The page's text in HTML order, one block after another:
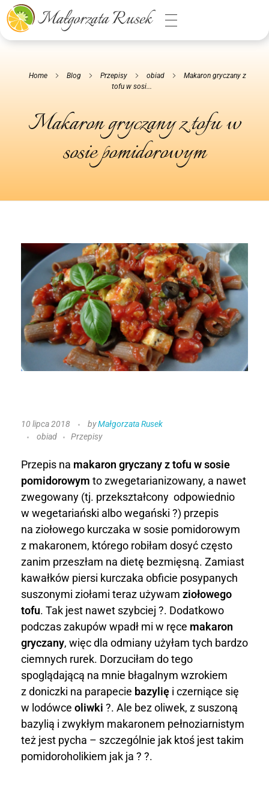
Małgorzata Rusek - dietetyk z pasją
Dietetyka kliniczna & Psychodietetyka
Home Blog Przepisy obiad
Makaron gryczany z
tofu w sosi...
Makaron gryczany z tofu w
sosie pomidorowym
M
k
a
r
o
n
g
r
y
c
z
a
n
10 lipca 2018 byMałgorzata Rusek
obiad
Przepisy
Przepis na makaron gryczany z tofu w sosie
pomidorowym to zwegetarianizowany, a nawet
zwegowany (tj. przekształcony odpowiednio
w wegetariański albo wegański ?) przepis
na ziołowego kurczaka w sosie pomidorowym
z makaronem, którego robiłam dosyć często
zanim przeszłam na dietę bezmięsną. Zamiast
kawałków piersi kurczaka obficie posypanych
suszonymi ziołami teraz używam ziołowego
tofu. Tak jest nawet szybciej ?. Dodatkowo
podczas zakupów wpadł mi w ręce makaron
gryczany, więc dla odmiany użyłam tych bardzo
ciemnych rurek. Dorzuciłam do tego
spoglądającą na mnie błagalnym wzrokiem
z doniczki na parapecie bazylię i czerniące się
w lodówce oliwki ?. Ale bez oliwek, z suszoną
bazylią i zwykłym makaronem pełnoziarnistym
też jest pycha – szczególnie jak ktoś jest takim
pomidoroholikiem jak ja ? ?.